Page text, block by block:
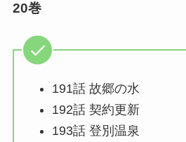
20巻
191話 故郷の水
192話 契約更新
193話 登別温泉